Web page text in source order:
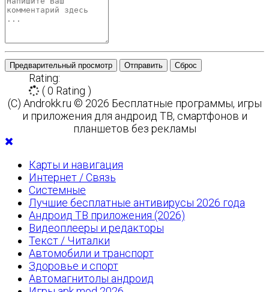
Предварительный просмотр Отправить Сброс
Rating:
( 0 Rating )
(C) Androkk.ru © 2026 Бесплатные программы, игры
и приложения для андроид ТВ, смартфонов и
планшетов без рекламы
Карты и навигация
Интернет / Связь
Системные
Лучшие бесплатные антивирусы 2026 года
Андроид ТВ приложения (2026)
Видеоплееры и редакторы
Текст / Читалки
Автомобили и транспорт
Здоровье и спорт
Автомагнитолы андроид